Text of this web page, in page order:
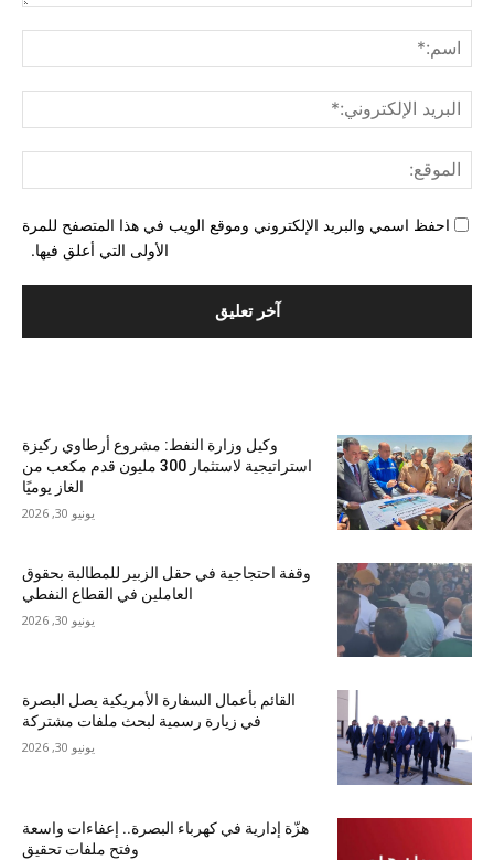
احفظ اسمي والبريد الإلكتروني وموقع الويب في هذا المتصفح للمرة
الأولى التي أعلق فيها.
وكيل وزارة النفط: مشروع أرطاوي ركيزة
استراتيجية لاستثمار 300 مليون قدم مكعب من
الغاز يوميًا
يونيو 30, 2026
وقفة احتجاجية في حقل الزبير للمطالبة بحقوق
العاملين في القطاع النفطي
يونيو 30, 2026
القائم بأعمال السفارة الأمريكية يصل البصرة
في زيارة رسمية لبحث ملفات مشتركة
يونيو 30, 2026
هزّة إدارية في كهرباء البصرة.. إعفاءات واسعة
وفتح ملفات تحقيق